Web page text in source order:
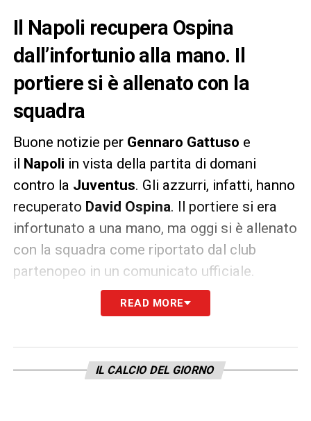
Il Napoli recupera Ospina
dall’infortunio alla mano. Il
portiere si è allenato con la
squadra
Buone notizie per Gennaro Gattuso e
il
Napoli in vista della partita di domani
contro la Juventus. Gli azzurri, infatti, hanno
recuperato David Ospina. Il portiere si era
infortunato a una mano, ma oggi si è allenato
con la squadra come riportato dal club
partenopeo in un comunicato ufficiale.
David Ospina è stato sottoposto a
Grande con il Dottor Domenico Falco. Il
giocatore ha svolto l’intera seduta in
READ MORE
IL CALCIO DEL GIORNO